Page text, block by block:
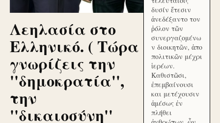
Λεηλασία στο
Ελληνικό. ( Τώρα
γνωρίζεις την
''δημοκρατία'',
την
''δικαιοσύνη''
δυσίν ἔτεσιν
ἀνεδέξαντο τον
ῥόλον τῶν
συνεργαζομένω
ν διοικητῶν, ἀπο
πολιτικῶν μέχρι
ἱερέων.
Καθιστῶσι,
ἐπεμβαίνουσι
και μετέχουσιν
ἀμέσως ἐν
πλήθει